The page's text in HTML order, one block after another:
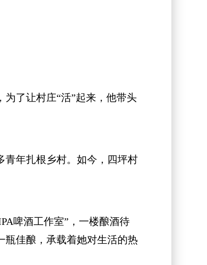
了让村庄“活”起来，他带头
年扎根乡村。如今，四坪村
啤酒工作室”，一楼酿酒待
瓶佳酿，承载着她对生活的热